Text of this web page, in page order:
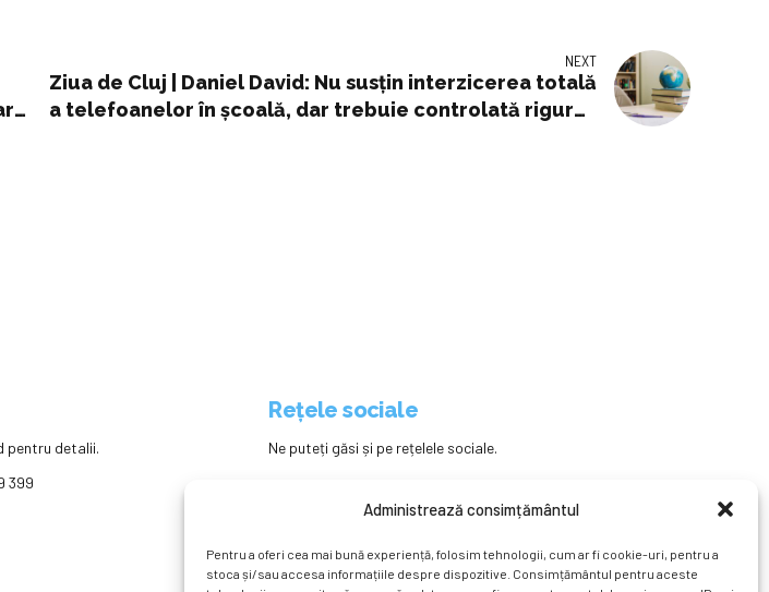
Administrează consimțământul
Pentru a oferi cea mai bună experiență, folosim tehnologii, cum ar fi cookie-uri, pentru a
stoca și/sau accesa informațiile despre dispozitive. Consimțământul pentru aceste
NEXT
Ziua de Cluj | Daniel David: Nu susțin interzicerea totală
a telefoanelor în școală, dar trebuie controlată riguros
pentru detalii.
399
Rețele sociale
Ne puteți găsi și pe rețelele sociale.